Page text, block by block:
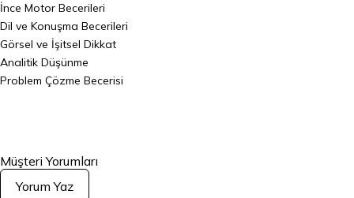
İnce Motor Becerileri
Dil ve Konuşma Becerileri
Görsel ve İşitsel Dikkat
Analitik Düşünme
Problem Çözme Becerisi
Müşteri Yorumları
Yorum Yaz